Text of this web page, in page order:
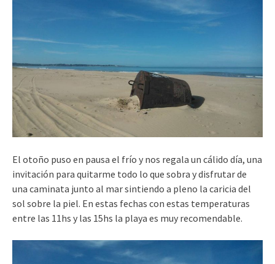
El otoño puso en pausa el frío y nos regala un cálido día, una
invitación para quitarme todo lo que sobra y disfrutar de
una caminata junto al mar sintiendo a pleno la caricia del
sol sobre la piel. En estas fechas con estas temperaturas
entre las 11hs y las 15hs la playa es muy recomendable.